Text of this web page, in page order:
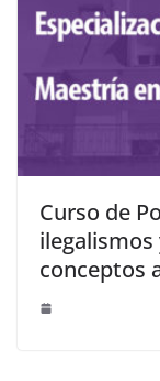
Curso de
conceptos